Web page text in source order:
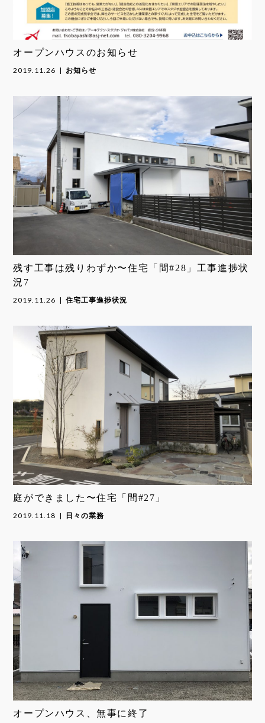
オープンハウスのお知らせ
2019.11.26 お知らせ
残す工事は残りわずか〜住宅「間#28」工事進捗状
況7
2019.11.26 住宅工事進捗状況
庭ができました〜住宅「間#27」
2019.11.18 日々の業務
オープンハウス、無事に終了